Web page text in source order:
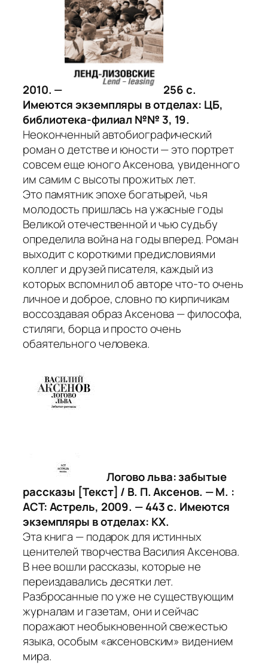
2010. —
256 с.
Имеются экземпляры в отделах: ЦБ,
библиотека-филиал №№ 3, 19.
Неоконченный автобиографический
роман о детстве и юности — это портрет
совсем еще юного Аксенова, увиденного
им самим с высоты прожитых лет.
Это памятник эпохе богатырей, чья
молодость пришлась на ужасные годы
Великой отечественной и чью судьбу
определила война на годы вперед. Роман
выходит с короткими предисловиями
коллег и друзей писателя, каждый из
которых вспомнил об авторе что-то очень
личное и доброе, словно по кирпичикам
воссоздавая образ Аксенова — философа,
стиляги, борца и просто очень
обаятельного человека.
Логово льва: забытые
рассказы [Текст] / В. П. Аксенов. — М. :
АСТ: Астрель, 2009. — 443 с. Имеются
экземпляры в отделах: КХ.
Эта книга — подарок для истинных
ценителей творчества Василия Аксенова.
В нее вошли рассказы, которые не
переиздавались десятки лет.
Разбросанные по уже не существующим
журналам и газетам, они и сейчас
поражают необыкновенной свежестью
языка, особым «аксеновским» видением
мира.